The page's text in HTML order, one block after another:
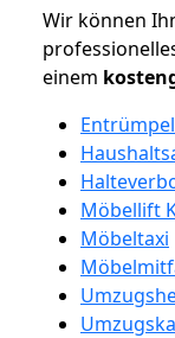
Wir können
einem
Möbellift
Möbeltaxi